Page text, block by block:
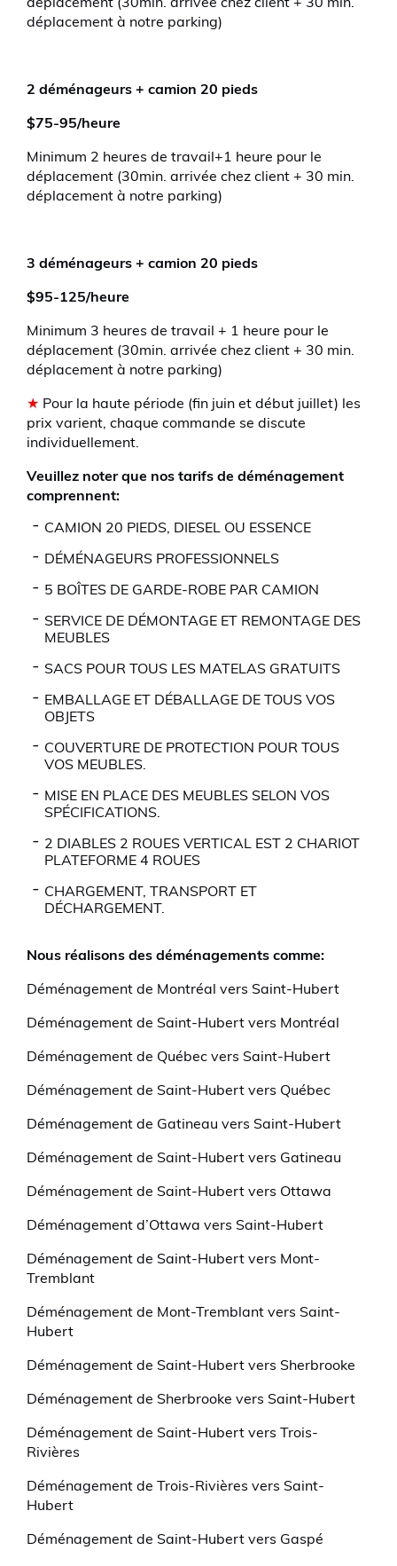
déplacement (30min. arrivée chez client + 30 min.
déplacement à notre parking)
2 déménageurs + camion 20 pieds
$75-95/heure
Minimum 2 heures de travail+1 heure pour le
déplacement (30min. arrivée chez client + 30 min.
déplacement à notre parking)
3 déménageurs + camion 20 pieds
$95-125/heure
Minimum 3 heures de travail + 1 heure pour le
déplacement (30min. arrivée chez client + 30 min.
déplacement à notre parking)
★ Pour la haute période (fin juin et début juillet) les
prix varient, chaque commande se discute
individuellement.
Veuillez noter que nos tarifs de déménagement
comprennent:
CAMION 20 PIEDS, DIESEL OU ESSENCE
DÉMÉNAGEURS PROFESSIONNELS
5 BOÎTES DE GARDE-ROBE PAR CAMION
SERVICE DE DÉMONTAGE ET REMONTAGE DES
MEUBLES
SACS POUR TOUS LES MATELAS GRATUITS
EMBALLAGE ET DÉBALLAGE DE TOUS VOS
OBJETS
COUVERTURE DE PROTECTION POUR TOUS
VOS MEUBLES.
MISE EN PLACE DES MEUBLES SELON VOS
SPÉCIFICATIONS.
2 DIABLES 2 ROUES VERTICAL EST 2 CHARIOT
PLATEFORME 4 ROUES
CHARGEMENT, TRANSPORT ET
DÉCHARGEMENT.
Nous réalisons des déménagements comme:
Déménagement de Montréal vers Saint-Hubert
Déménagement de Saint-Hubert vers Montréal
Déménagement de Québec vers Saint-Hubert
Déménagement de Saint-Hubert vers Québec
Déménagement de Gatineau vers Saint-Hubert
Déménagement de Saint-Hubert vers Gatineau
Déménagement de Saint-Hubert vers Ottawa
Déménagement d’Ottawa vers Saint-Hubert
Déménagement de Saint-Hubert vers Mont-
Tremblant
Déménagement de Mont-Tremblant vers Saint-
Hubert
Déménagement de Saint-Hubert vers Sherbrooke
Déménagement de Sherbrooke vers Saint-Hubert
Déménagement de Saint-Hubert vers Trois-
Rivières
Déménagement de Trois-Rivières vers Saint-
Hubert
Déménagement de Saint-Hubert vers Gaspé